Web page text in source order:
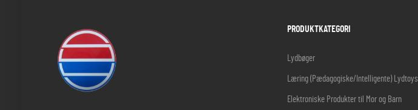
PRODUKTKATEGORI
Lydbøger
Læring (Pædagogiske/Intelligente) Lydtoys
Elektroniske Produkter til Mor og Barn